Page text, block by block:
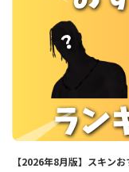
【2026年8月版】スキン